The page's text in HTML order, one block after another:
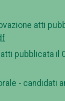
atti
pubblicata il
- candidati